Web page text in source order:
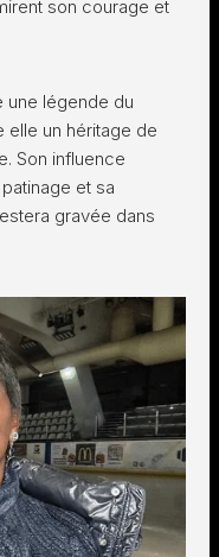
son courage et
une légende du
elle un héritage de
Son influence
et sa
gravée dans